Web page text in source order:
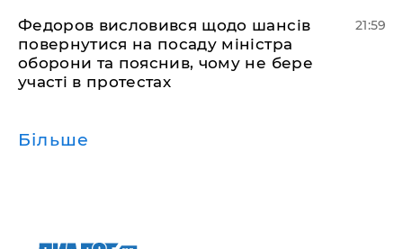
​Федоров висловився щодо шансів
повернутися на посаду міністра
оборони та пояснив, чому не бере
участі в протестах
21:59
Більше